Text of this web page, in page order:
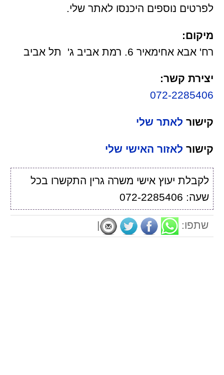
לפרטים נוספים היכנסו לאתר שלי.
מיקום:
רח' אבא אחימאיר 6. רמת אביב ג' תל אביב
יצירת קשר:
072-2285406
קישור לאתר שלי
קישור לאזור האישי שלי
לקבלת יעוץ אישי משרה גרין התקשרו בכל
שעה: 072-2285406
שתפו: |